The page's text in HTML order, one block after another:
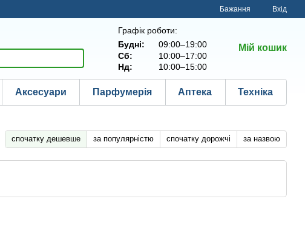
Бажання Вхід
Графік роботи:
Будні:
09:00–19:00
Сб:
10:00–17:00
Нд:
10:00–15:00
Мій кошик
Аксесуари Парфумерія Аптека Техніка
спочатку дешевше за популярністю спочатку дорожчі за назвою